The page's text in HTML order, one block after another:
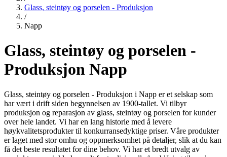
Glass, steintøy og porselen - Produksjon
/
Napp
Glass, steintøy og porselen -
Produksjon Napp
Glass, steintøy og porselen - Produksjon i Napp er et selskap som
har vært i drift siden begynnelsen av 1900-tallet. Vi tilbyr
produksjon og reparasjon av glass, steintøy og porselen for kunder
over hele landet. Vi har en lang historie med å levere
høykvalitetsprodukter til konkurransedyktige priser. Våre produkter
er laget med stor omhu og oppmerksomhet på detaljer, slik at du kan
få det beste resultatet for dine behov. Vi har et bredt utvalg av